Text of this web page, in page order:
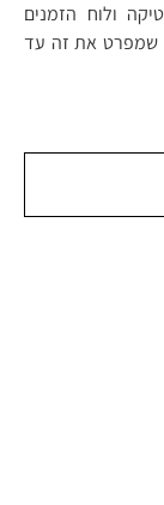
ולוח הזמנים
שמפרט את זה עד